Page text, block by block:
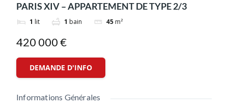
PARIS XIV – APPARTEMENT DE TYPE 2/3
1 lit 1 bain 45 m²
420 000 €
DEMANDE D'INFO
Informations Générales